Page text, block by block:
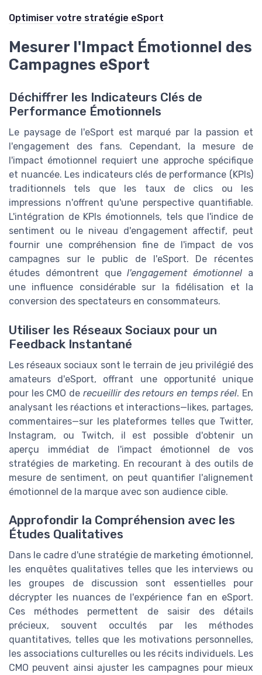
Optimiser votre stratégie eSport
Mesurer l'Impact Émotionnel des
Campagnes eSport
Déchiffrer les Indicateurs Clés de
Performance Émotionnels
Le paysage de l'eSport est marqué par la passion et
l'engagement des fans. Cependant, la mesure de
l'impact émotionnel requiert une approche spécifique
et nuancée. Les indicateurs clés de performance (KPIs)
traditionnels tels que les taux de clics ou les
impressions n'offrent qu'une perspective quantifiable.
L'intégration de KPIs émotionnels, tels que l'indice de
sentiment ou le niveau d'engagement affectif, peut
fournir une compréhension fine de l'impact de vos
campagnes sur le public de l'eSport. De récentes
études démontrent quel'engagement émotionnel a
une influence considérable sur la fidélisation et la
conversion des spectateurs en consommateurs.
Utiliser les Réseaux Sociaux pour un
Feedback Instantané
Les réseaux sociaux sont le terrain de jeu privilégié des
amateurs d'eSport, offrant une opportunité unique
pour les CMO de recueillir des retours en temps réel. En
analysant les réactions et interactions—likes, partages,
commentaires—sur les plateformes telles que Twitter,
Instagram, ou Twitch, il est possible d'obtenir un
aperçu immédiat de l'impact émotionnel de vos
stratégies de marketing. En recourant à des outils de
mesure de sentiment, on peut quantifier l'alignement
émotionnel de la marque avec son audience cible.
Approfondir la Compréhension avec les
Études Qualitatives
Dans le cadre d'une stratégie de marketing émotionnel,
les enquêtes qualitatives telles que les interviews ou
les groupes de discussion sont essentielles pour
décrypter les nuances de l'expérience fan en eSport.
Ces méthodes permettent de saisir des détails
précieux, souvent occultés par les méthodes
quantitatives, telles que les motivations personnelles,
les associations culturelles ou les récits individuels. Les
CMO peuvent ainsi ajuster les campagnes pour mieux